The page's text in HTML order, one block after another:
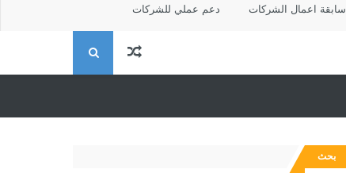
سابقة اعمال الشركات دعم عملي للشركات
ا
بحث